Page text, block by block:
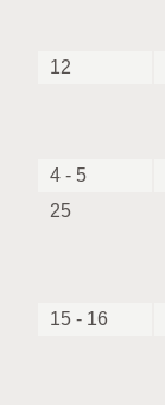
12
4 - 5
25
15 - 16